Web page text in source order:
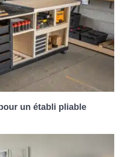
un établi pliable